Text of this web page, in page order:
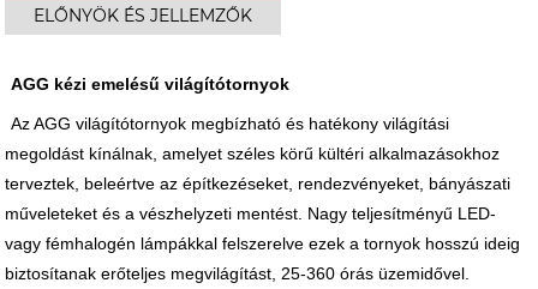
ELŐNYÖK ÉS JELLEMZŐK
AGG kézi emelésű világítótornyok
Az AGG világítótornyok megbízható és hatékony világítási
megoldást kínálnak, amelyet széles körű kültéri alkalmazásokhoz
terveztek, beleértve az építkezéseket, rendezvényeket, bányászati ​​
műveleteket és a vészhelyzeti mentést. Nagy teljesítményű LED-
vagy fémhalogén lámpákkal felszerelve ezek a tornyok hosszú ideig
biztosítanak erőteljes megvilágítást, 25-360 órás üzemidővel.